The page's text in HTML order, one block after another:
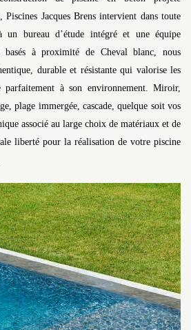
Piscines Jacques Brens intervient dans toute
bureau d’étude intégré et une équipe
basés à proximité de Cheval blanc, nous
durable et résistante qui valorise les
parfaitement à son environnement. Miroir,
plage immergée, cascade, quelque soit vos
associé au large choix de matériaux et de
liberté pour la réalisation de votre piscine